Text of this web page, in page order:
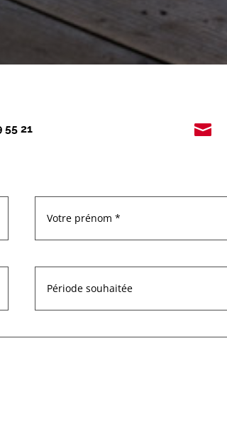
55 21 